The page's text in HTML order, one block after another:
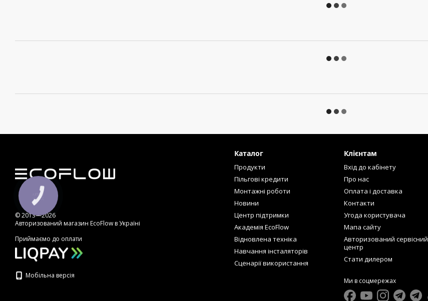
© 2013—2026
Авторизований магазин EcoFlow в Україні
Приймаємо до оплати
Мобільна версія
Каталог
Продукти
Пільгові кредити
Монтажні роботи
Новини
Центр підтримки
Академія EcoFlow
Відновлена техніка
Навчання інсталяторів
Сценарії використання
Клієнтам
Вхід до кабінету
Про нас
Оплата і доставка
Контакти
Угода користувача
Мапа сайту
Авторизований сервісний
центр
Стати дилером
Ми в соцмережах